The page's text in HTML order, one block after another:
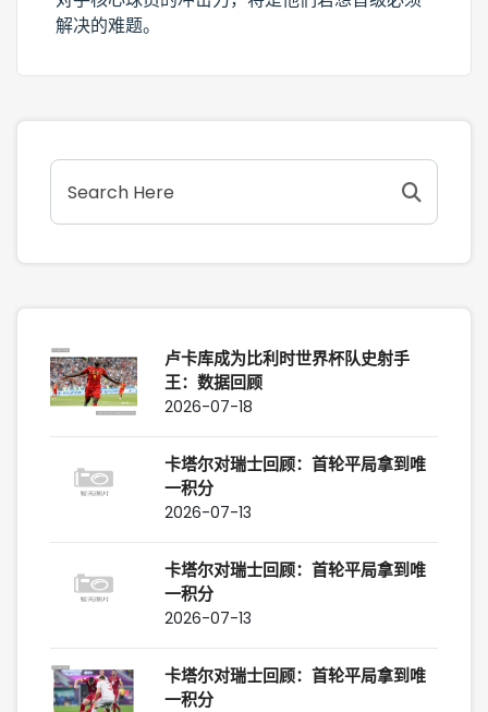
解决的难题。
卢卡库成为比利时世界杯队史射手
王：数据回顾
2026-07-18
卡塔尔对瑞士回顾：首轮平局拿到唯
一积分
2026-07-13
卡塔尔对瑞士回顾：首轮平局拿到唯
一积分
2026-07-13
卡塔尔对瑞士回顾：首轮平局拿到唯
一积分